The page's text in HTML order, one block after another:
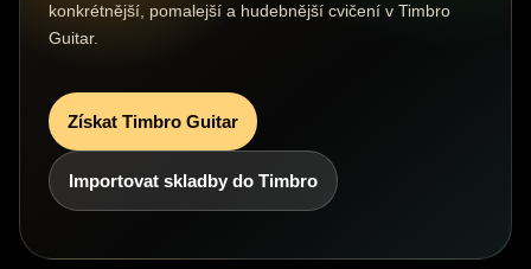
konkrétnější, pomalejší a hudebnější cvičení v Timbro
Guitar.
Získat Timbro Guitar
Importovat skladby do Timbro